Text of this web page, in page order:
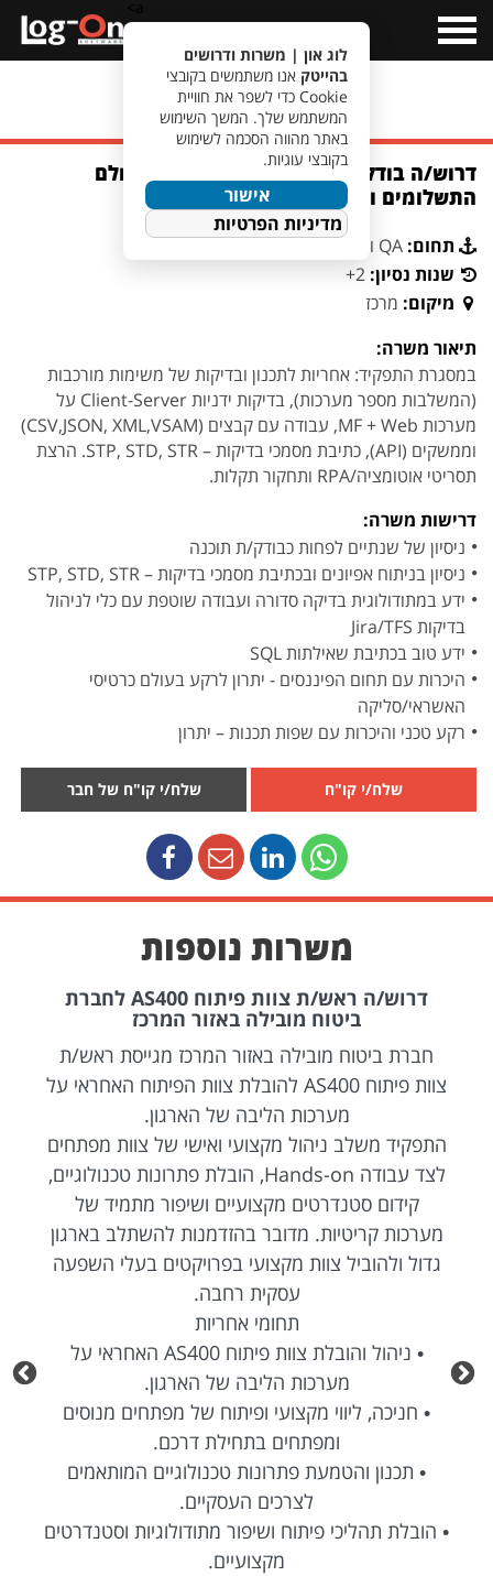
Menu
מעבר לחיפוש משרות
דרוש/ה בודק/ת תוכנה לחברה גדולה בעולם
התשלומים והפיננסים באזור המרכז
תחום: QA ואוטומציה
שנות נסיון: 2+
מיקום: מרכז
תיאור משרה:
במסגרת התפקיד: אחריות לתכנון ובדיקות של משימות מורכבות
(המשלבות מספר מערכות), בדיקות ידניות Client-Server על
מערכות MF + Web, עבודה עם קבצים (CSV,JSON, XML,VSAM)
וממשקים (API), כתיבת מסמכי בדיקות – STP, STD, STR. הרצת
תסריטי אוטומציה/RPA ותחקור תקלות.
דרישות משרה:
ניסיון של שנתיים לפחות כבודק/ת תוכנה
ניסיון בניתוח אפיונים ובכתיבת מסמכי בדיקות – STP, STD, STR
ידע במתודולוגית בדיקה סדורה ועבודה שוטפת עם כלי לניהול
בדיקות Jira/TFS
ידע טוב בכתיבת שאילתות SQL
היכרות עם תחום הפיננסים - יתרון לרקע בעולם כרטיסי
האשראי/סליקה
רקע טכני והיכרות עם שפות תכנות – יתרון
שלח/י קו"ח שלח/י קו"ח של חבר
משרות נוספות
דרוש/ה ראש/ת צוות פיתוח AS400 לחברת
ביטוח מובילה באזור המרכז
חברת ביטוח מובילה באזור המרכז מגייסת ראש/ת
צוות פיתוח AS400 להובלת צוות הפיתוח האחראי על
מערכות הליבה של הארגון.
התפקיד משלב ניהול מקצועי ואישי של צוות מפתחים
לצד עבודה Hands-on, הובלת פתרונות טכנולוגיים,
קידום סטנדרטים מקצועיים ושיפור מתמיד של
מערכות קריטיות. מדובר בהזדמנות להשתלב בארגון
גדול ולהוביל צוות מקצועי בפרויקטים בעלי השפעה
עסקית רחבה.
תחומי אחריות
• ניהול והובלת צוות פיתוח AS400 האחראי על
מערכות הליבה של הארגון.
• חניכה, ליווי מקצועי ופיתוח של מפתחים מנוסים
ומפתחים בתחילת דרכם.
• תכנון והטמעת פתרונות טכנולוגיים המותאמים
לצרכים העסקיים.
• הובלת תהליכי פיתוח ושיפור מתודולוגיות וסטנדרטים
מקצועיים.
לוג און | משרות ודרושים
בהייטק אנו משתמשים בקובצי
Cookie כדי לשפר את חוויית
המשתמש שלך. המשך השימוש
באתר מהווה הסכמה לשימוש
בקובצי עוגיות.
אישור
מדיניות הפרטיות